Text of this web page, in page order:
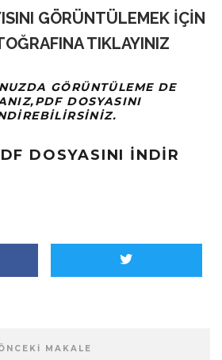
GÖRÜNTÜLEMEK İÇİN
TIKLAYINIZ
GÖRÜNTÜLEME DE
PDFDOSYASINI
DOSYASINI İNDİR
MAKALE